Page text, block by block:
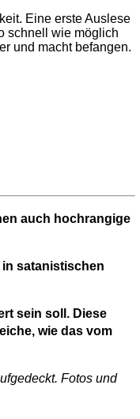
Eine erste Auslese
schnell wie möglich
und macht befangen.
auch hochrangige
satanistischen
sein soll. Diese
wie das vom
Fotos und